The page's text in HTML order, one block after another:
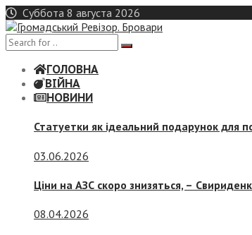
Skip
to
content
Суббота 8 августа 2026
ГОЛОВНА
ВІЙНА
НОВИНИ
Статуетки як ідеальний подарунок для
03.06.2026
Ціни на АЗС скоро знизяться, –
08.04.2026